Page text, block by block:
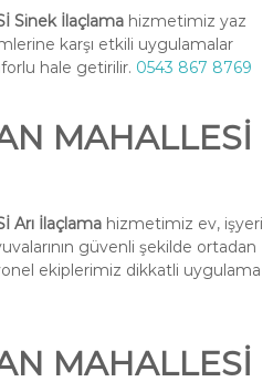
Sinek İlaçlamahizmetimiz yaz
karşı etkili uygulamalar
hale getirilir. 0543 867 8769
MAHALLESİ
Arı İlaçlamahizmetimiz ev, işyeri
güvenli şekilde ortadan
ekiplerimiz dikkatli uygulama
MAHALLESİ